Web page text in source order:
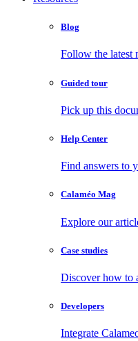
Blog
Follow the latest
Guided tour
Pick up this
Help Center
Find answers to
Calaméo Mag
Explore our
Case studies
Discover how to
Developers
Integrate